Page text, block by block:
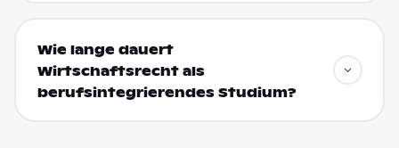
Wie lange dauert
Wirtschaftsrecht als
berufsintegrierendes Studium?